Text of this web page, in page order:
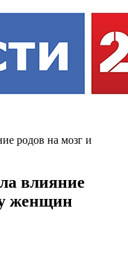
родов на мозг и
влияние
женщин